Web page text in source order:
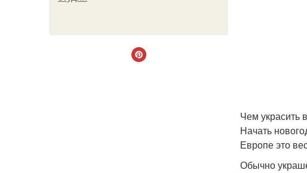
Чем украсить
Начать
Европе это
Обычно